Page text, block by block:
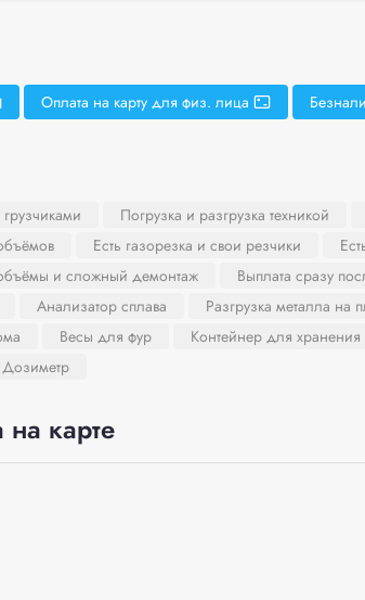
Оплата на карту для физ. лица
Погрузка и разгрузка техникой
Есть газорезка и свои резчики
и сложный демонтаж
Выплата сразу
Анализатор сплава
Разгрузка металла на
Весы для фур
Контейнер для хранения
Дозиметр
карте